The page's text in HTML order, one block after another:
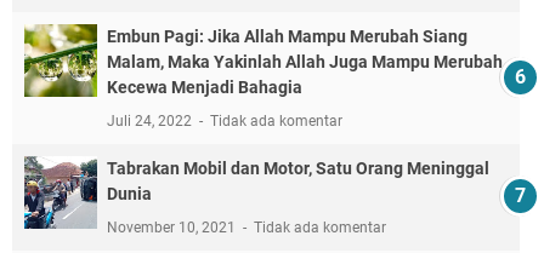
Embun Pagi: Jika Allah Mampu Merubah Siang
Malam, Maka Yakinlah Allah Juga Mampu Merubah
Kecewa Menjadi Bahagia
Juli 24, 2022 Tidak ada komentar
Tabrakan Mobil dan Motor, Satu Orang Meninggal
Dunia
November 10, 2021 Tidak ada komentar